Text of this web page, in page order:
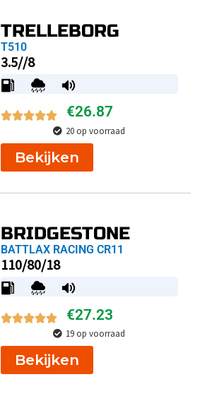
TRELLEBORG
T510
3.5//8
€26.87
20 op voorraad
Bekijken
BRIDGESTONE
BATTLAX RACING CR11
110/80/18
€27.23
19 op voorraad
Bekijken